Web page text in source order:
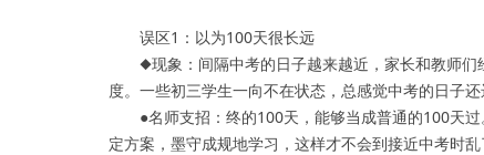
误区1：以为100天很长远
◆现象：间隔中考的日子越来越近，家长和教师们
度。一些初三学生一向不在状态，总感觉中考的日子
●名师支招：终的100天，能够当成普通的100天过
定方案，墨守成规地学习，这样才不会到接近中考时